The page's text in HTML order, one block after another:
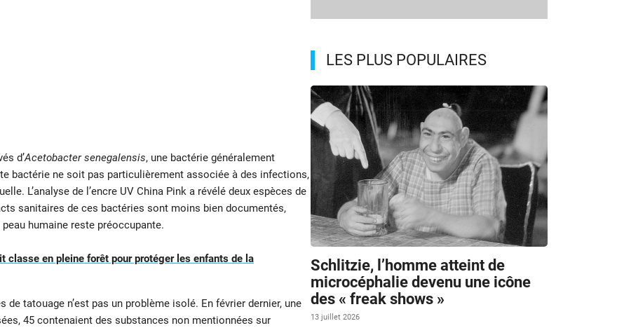
d’Acetobacter senegalensis, une bactérie généralement
bactérie ne soit pas particulièrement associée à des infections,
L’analyse de l’encre UV China Pink a révélé deux espèces de
sanitaires de ces bactéries sont moins bien documentés,
humaine reste préoccupante.
classe en pleine forêt pour protéger les enfants de la
tatouage n’est pas un problème isolé. En février dernier, une
45 contenaient des substances non mentionnées sur
LES PLUS POPULAIRES
Schlitzie, l’homme atteint de
microcéphalie devenu une icône
des « freak shows »
13 juillet 2026